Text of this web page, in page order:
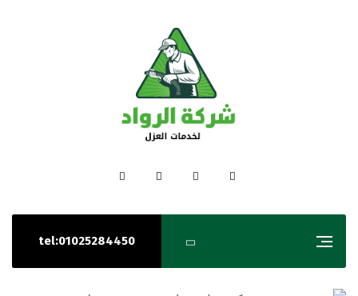
tel:01025284450